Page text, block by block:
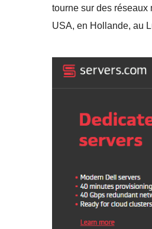
tourne sur des réseaux
USA, en Hollande, au